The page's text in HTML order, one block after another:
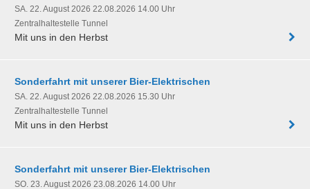
SA. 22. August 2026 22.08.2026 14.00 Uhr
Zentralhaltestelle Tunnel
Mit uns in den Herbst
Sonderfahrt mit unserer Bier-Elektrischen
SA. 22. August 2026 22.08.2026 15.30 Uhr
Zentralhaltestelle Tunnel
Mit uns in den Herbst
Sonderfahrt mit unserer Bier-Elektrischen
SO. 23. August 2026 23.08.2026 14.00 Uhr